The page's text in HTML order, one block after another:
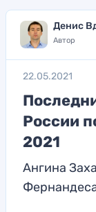
Денис
Автор
22.05.2021
России
2021
Ангина